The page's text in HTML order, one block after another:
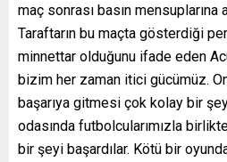
maç sonrası basın mensuplarına
Taraftarın bu maçta gösterdiği
minnettar olduğunu ifade eden
bizim her zaman itici gücümüz.
başarıya gitmesi çok kolay bir
odasında futbolcularımızla
bir şeyi başardılar. Kötü bir